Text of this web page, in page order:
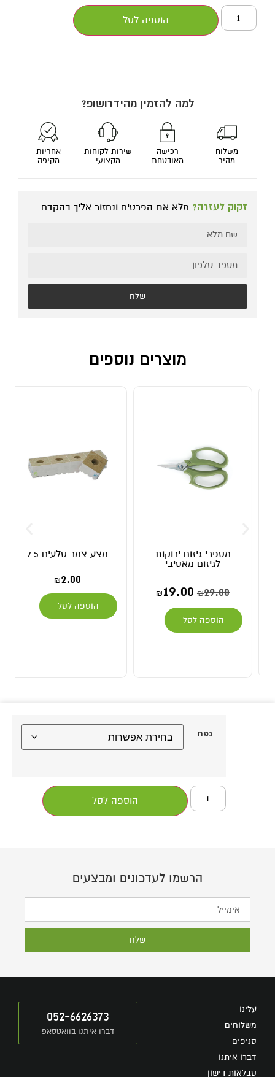
הוספה לסל
למה להזמין מהידרושופ?
משלוח
מהיר
רכישה
מאובטחת
שירות לקוחות
מקצועי
אחריות
מקיפה
זקוק לעזרה? מלא את הפרטים ונחזור אליך בהקדם
שלח
מוצרים נוספים
מספרי גיזום ירוקות
לגיזום מאסיבי
₪29.00
₪19.00
הוספה לסל
מצע צמר סלעים 7.5
₪2.00
הוספה לסל
נפח
הוספה לסל
הרשמו לעדכונים ומבצעים
שלח
עלינו
משלוחים
סניפים
דברו איתנו
טבלאות דישון
052-6626373
דברו איתנו בוואטסאפ